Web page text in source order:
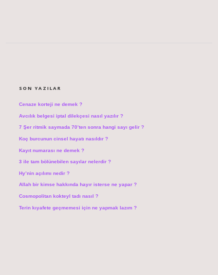
SON YAZILAR
Cenaze korteji ne demek ?
Avcılık belgesi iptal dilekçesi nasıl yazılır ?
7 Şer ritmik saymada 70’ten sonra hangi sayı gelir ?
Koç burcunun cinsel hayatı nasıldır ?
Kayıt numarası ne demek ?
3 ile tam bölünebilen sayılar nelerdir ?
Hy’nin açılımı nedir ?
Allah bir kimse hakkında hayır isterse ne yapar ?
Cosmopolitan kokteyl tadı nasıl ?
Terin kıyafete geçmemesi için ne yapmak lazım ?